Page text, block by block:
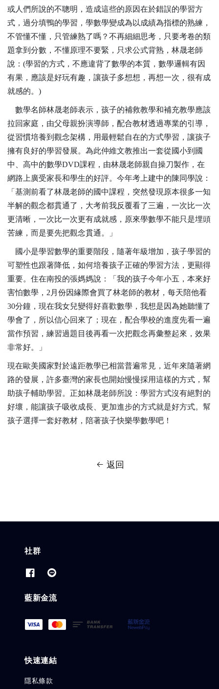
或人們所說的不聰明，造成這些的原因在於錯誤的學習方
式，過分填鴨的學習，學數學變成為以成績為指標的熟練，
不管懂不懂，只管練熟了嗎？不再細細思考，只要考卷的類
題拿到分數，不懂原理不要緊，只求公式背熟，林晟老師
說： (學習的方式，不應違背了數學的本質，數學邏輯有因
有果，應該是好玩有趣，讓孩子多想想，再想一次，很有成
就感的。 )
數學名師林晟老師表示，孩子的補救教學和補充教學應該
拉回家庭，由父母親扮演導師，配合教材透過專業的引導，
從習慣培養到觀念架構，用最輕鬆自在的方式學習，讓孩子
擁有良好的學習發展。為此仲維文教推出一套從國小到國
中、高中的數學DVD課程，由林晟老師親自操刀製作，在
網路上廣受家長和學生的好評。今年考上建中的陳同學說：
「基測前看了林晟老師的國中課程，突然發現原本很多一知
半解的觀念都貫通了，大考前我反覆看了三遍，一次比一次
更清晰，一次比一次更有成就感，原來學數學不能只是埋頭
苦練，而是要先把觀念貫通。」
國小是學習數學的重要階段，隨著年級增加，孩子學習的
可塑性也跟著降低，如何培養孩子正確的學習方法，更顯得
重要。住在南投的張媽媽說：「我的孩子今年小五，本來好
害怕數學， 2 月份因緣際會買了林老師的教材，每天陪他看
30分鐘，現在我女兒變得好喜歡數學，我想是因為她聽懂了
學會了，所以信心回來了；現在，配合學校的進度先看一遍
當作預習，練習過題目後再看一次把觀念再彙整起來，效果
非常好。」
現在歐美國家對於遠距教學已相當普遍常見，近年來隨著網
路的發展，許多臺灣的家長也開始慢慢採用這樣的方式，幫
助孩子輔助學習。正如林晟老師所說：學習方式沒有絕對的
好壞，能讓孩子吸收成長、更加進步的方式就是好方式。幫
孩子選擇一套好教材，陪著孩子快樂學數學吧！
返回
社群
藍新金流
快速連結
隱私條款